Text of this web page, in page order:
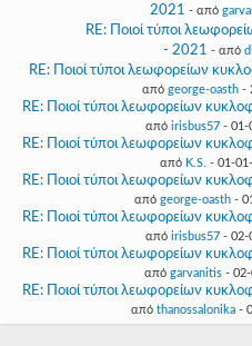
2021 - από
RE: Ποιοί τύποι
- 2021 - από
RE: Ποιοί τύποι λεωφορείων
από george-oasth-
RE: Ποιοί τύποι λεωφορείων
από irisbus57 - 01-
RE: Ποιοί τύποι λεωφορείων
από K.S. - 01-
RE: Ποιοί τύποι λεωφορείων
από george-oasth -
RE: Ποιοί τύποι λεωφορείων
από irisbus57 - 02-
RE: Ποιοί τύποι λεωφορείων
από garvanitis- 02-
RE: Ποιοί τύποι λεωφορείων
από thanossalonika-